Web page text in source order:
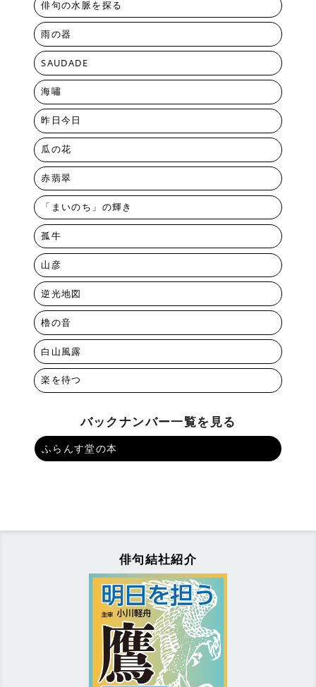
俳句の水脈を探る
雨の器
SAUDADE
海嘯
昨日今日
瓜の花
赤翡翠
「まいのち」の輝き
孤牛
山彦
逆光地図
櫓の音
白山風露
楽を待つ
バックナンバー一覧を見る
ふらんす堂の本
俳句結社紹介